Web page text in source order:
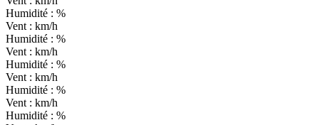
Humidité : %
Vent : km/h
Humidité : %
Vent : km/h
Humidité : %
Vent : km/h
Humidité : %
Vent : km/h
Humidité : %